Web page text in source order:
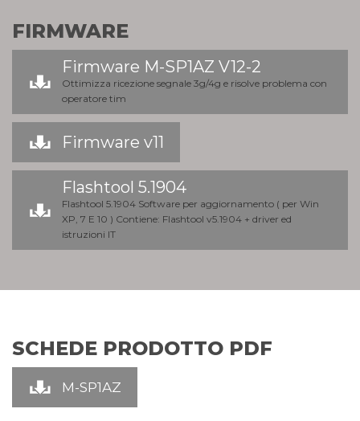
FIRMWARE
Firmware M-SP1AZ V12-2
Ottimizza ricezione segnale 3g/4g e risolve problema con
operatore tim
Firmware v11
Flashtool 5.1904
Flashtool 5.1904 Software per aggiornamento ( per Win
XP, 7 E 10 ) Contiene: Flashtool v5.1904 + driver ed
istruzioni IT
SCHEDE PRODOTTO PDF
M-SP1AZ